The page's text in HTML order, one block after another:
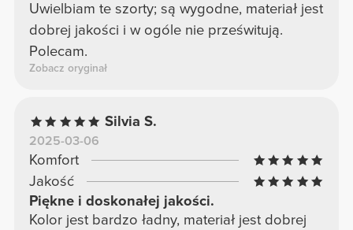
Uwielbiam te szorty; są wygodne, materiał jest
dobrej jakości i w ogóle nie prześwitują.
Polecam.
Zobacz oryginał
Silvia S.
2025-03-06
Komfort
Jakość
Piękne i doskonałej jakości.
Kolor jest bardzo ładny, materiał jest dobrej